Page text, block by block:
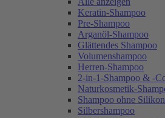
Keratin-Shampoo
Pre-Shampoo
Arganöl-Shampoo
Glättendes Shampoo
Volumenshampoo
Herren-Shampoo
2-in-1-Shampoo & -
Naturkosmetik-
Shampoo ohne
Silbershampoo